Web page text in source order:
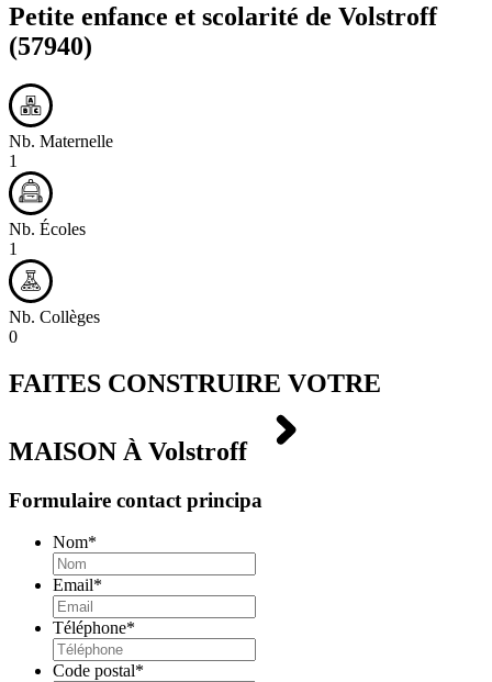
Petite enfance et scolarité de Volstroff
(57940)
Nb. Maternelle
1
Nb. Écoles
1
Nb. Collèges
0
FAITES CONSTRUIRE VOTRE
MAISON À Volstroff
Formulaire contact principa
Nom*
Email*
Téléphone*
Code postal*